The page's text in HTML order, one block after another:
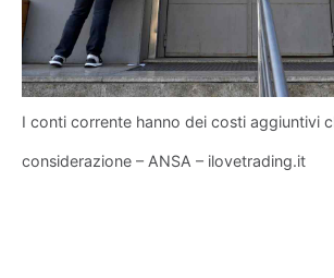
I conti corrente hanno dei costi aggiuntivi
considerazione – ANSA – ilovetrading.it